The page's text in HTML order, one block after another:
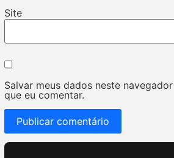
Site
Salvar meus dados neste
que eu comentar.